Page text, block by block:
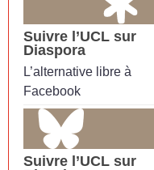
Suivre l’UCL sur
Diaspora
L’alternative libre à
Facebook
Suivre l’UCL sur